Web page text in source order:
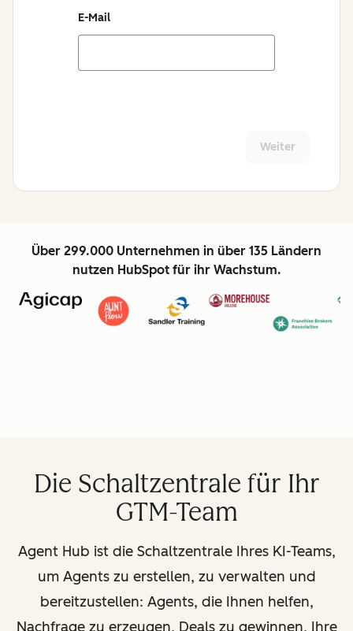
E-Mail
Weiter
Über 299.000 Unternehmen in über 135 Ländern
nutzen HubSpot für ihr Wachstum.
Die Schaltzentrale für Ihr
GTM-Team
Agent Hub ist die Schaltzentrale Ihres KI-Teams,
um Agents zu erstellen, zu verwalten und
bereitzustellen: Agents, die Ihnen helfen,
Nachfrage zu erzeugen, Deals zu gewinnen, Ihre